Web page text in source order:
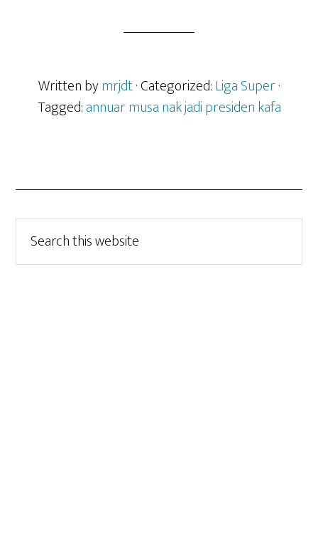
Written bymrjdt· Categorized:Liga Super·
Tagged:annuar musa nak jadi presiden kafa
this
website